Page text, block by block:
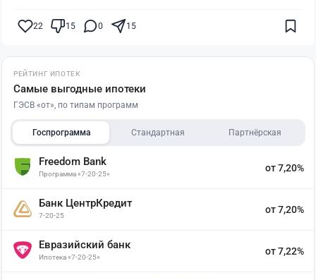
22 15 0 15
РЕЙТИНГ ИПОТЕК
Самые выгодные ипотеки
ГЭСВ «от», по типам программ
Госпрограмма Стандартная Партнёрская
Freedom Bank
Программа «7-20-25»
от 7,20%
Банк ЦентрКредит
7-20-25
от 7,20%
Евразийский банк
Ипотека «7-20-25»
от 7,22%